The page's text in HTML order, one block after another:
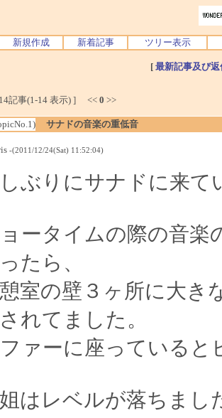
新規作成 新着記事 ツリー表示
[ 最新記事及び
記事(1-14 表示) ] << 0 >>
サナドの音楽の重低音
-(2011/12/24(Sat) 11:52:04)
ぶりにサナドに来て
ータイムの際の音楽
たら、
室の壁３ヶ所に大き
れてました。
ァーに座っていると
はレベルが落ちまし